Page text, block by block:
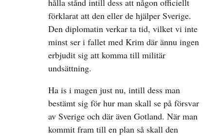
hålla stånd intill dess att någon officiellt
förklarat att den eller de hjälper Sverige.
Den diplomatin verkar ta tid, vilket vi inte
minst ser i fallet med Krim där ännu ingen
erbjudit sig att komma till militär
undsättning.
Ha is i magen just nu, intill dess man
bestämt sig för hur man skall se på försvar
av Sverige och där även Gotland. När man
kommit fram till en plan så skall den